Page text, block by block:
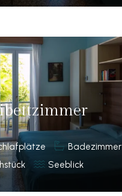
Badezimmer
Seeblick